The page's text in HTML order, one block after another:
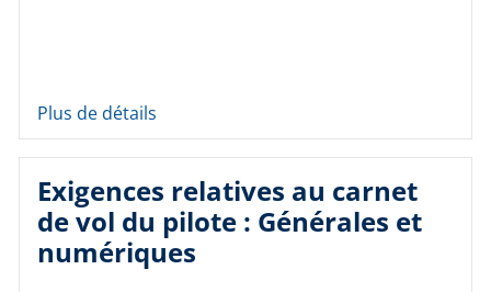
Plus de détails
Exigences relatives au carnet
de vol du pilote : Générales et
numériques